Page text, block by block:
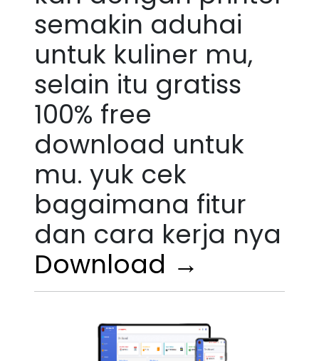
semakin aduhai
untuk kuliner mu,
selain itu gratiss
100% free
download untuk
mu. yuk cek
bagaimana fitur
dan cara kerja nya
Download →